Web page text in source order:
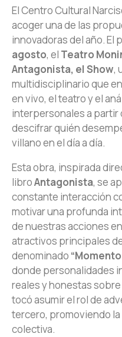
El Centro Cultural
acoger una de las
innovadoras del año. El
agosto, el Teatro
Antagonista, el Show,
multidisciplinario que
en vivo, el teatro y el
interpersonales a partir
descifrar quién
villano en el día a día.
Esta obra, inspirada
libroAntagonista, se
constante interacción
motivar una profunda
de nuestras acciones
atractivos principales
denominado
donde personalidades
reales y honestas
tocó asumir el rol de
tercero, promoviendo
colectiva.